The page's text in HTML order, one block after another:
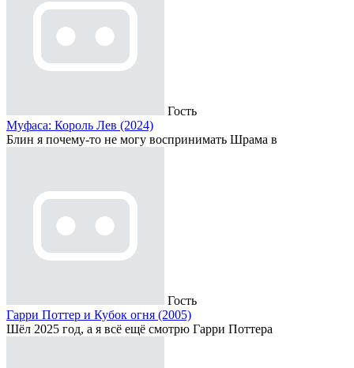
Гость
Муфаса: Король Лев (2024)
Блин я почему-то не могу воспринимать Шрама в
Гость
Гарри Поттер и Кубок огня (2005)
Шёл 2025 год, а я всё ещё смотрю Гарри Поттера